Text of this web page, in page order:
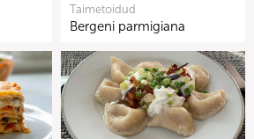
Taimetoidud
Bergeni parmigiana